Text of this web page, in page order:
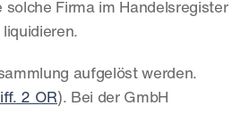
Firma im Handelsregister
aufgelöst werden.
2 OR). Bei der GmbH